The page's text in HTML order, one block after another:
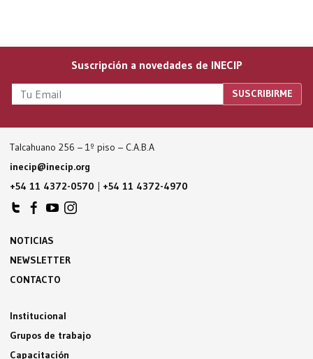
Suscripción a novedades de INECIP
Talcahuano 256 – 1º piso – C.A.B.A
inecip@inecip.org
+54 11 4372-0570 | +54 11 4372-4970
NOTICIAS
NEWSLETTER
CONTACTO
Institucional
Grupos de trabajo
Capacitación